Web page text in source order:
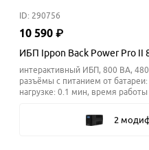
ID: 290756
10 590 ₽
ИБП Ippon Back Power Pro II
интерактивный ИБП, 800 ВА,
разъёмы с питанием от
нагрузке: 0.1 мин, время работы
2